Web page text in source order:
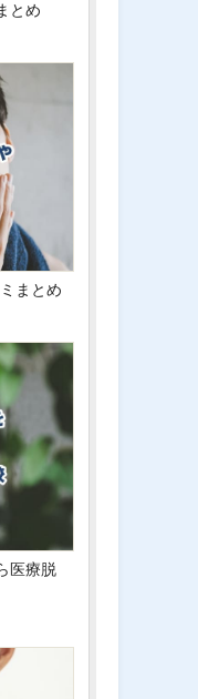
とめ
まとめ
医療脱